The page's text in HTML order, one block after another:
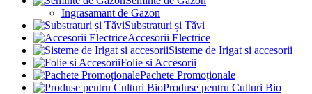
Ingrasamant de Gazon
Substraturi și Tăvi
Accesorii Electrice
Sisteme de Irigat si accesorii
Folie si Accesorii
Pachete Promoționale
Produse pentru Culturi Bio